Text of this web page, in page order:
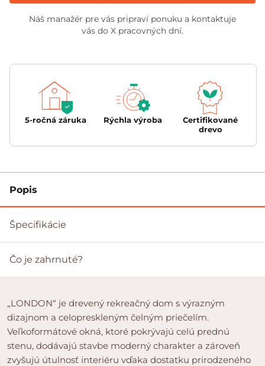
5-ročná záruka Rýchla výroba
Certifikované
drevo
Náš manažér pre vás pripraví ponuku a kontaktuje
vás do X pracovných dní.
Popis
Špecifikácie
Čo je zahrnuté?
„LONDON“ je drevený rekreačný dom s výrazným
dizajnom a celopreskleným čelným priečelím.
Veľkoformátové okná, ktoré pokrývajú celú prednú
stenu, dodávajú stavbe moderný charakter a zároveň
zvyšujú útulnosť interiéru vďaka dostatku prirodzeného